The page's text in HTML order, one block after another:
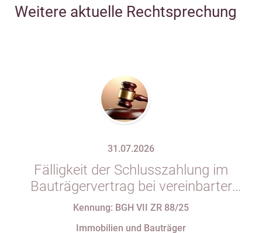
Weitere aktuelle Rechtsprechung
31.07.2026
Fälligkeit der Schlusszahlung im
Bauträgervertrag bei vereinbarter
Zahlung „nach vollständiger
Kennung: BGH VII ZR 88/25
Immobilien und Bauträger